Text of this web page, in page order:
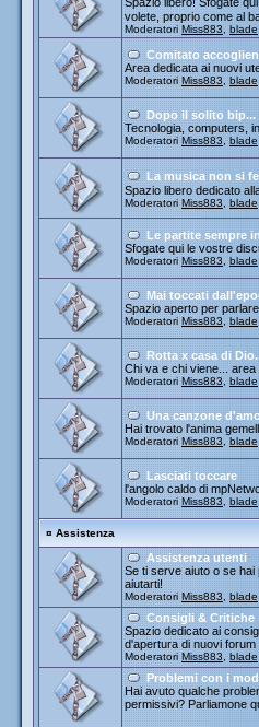
volete, proprio come al
Moderatori Miss883 blade
Comitato
Area dedicata ai nuovi
Moderatori Miss883 blade
Dopo il solito bip...
Tecnologia, computers,
Moderatori Miss883 blade
La musica non si
Spazio libero dedicato
Moderatori Miss883 blade
Le partite sempre
Sfogate qui le vostre
Moderatori Miss883 blade
Mai toccati
Spazio aperto per
Moderatori Miss883 blade
Rotta x casa di
Chi va e chi viene...
Moderatori Miss883 blade
Una canzone
Hai trovato l'anima
Moderatori Miss883 blade
Lasciati toccare
l'angolo caldo di
Moderatori Miss883 blade
¤ Assistenza
Assistenza utenti
Se ti serve aiuto o se
aiutarti!
Moderatori Miss883 blade
Consigli & Critiche
Spazio dedicato ai
d'apertura di nuovi forum
Moderatori Miss883 blade
Problemi con i
Hai avuto qualche
permissivi? Parliamone